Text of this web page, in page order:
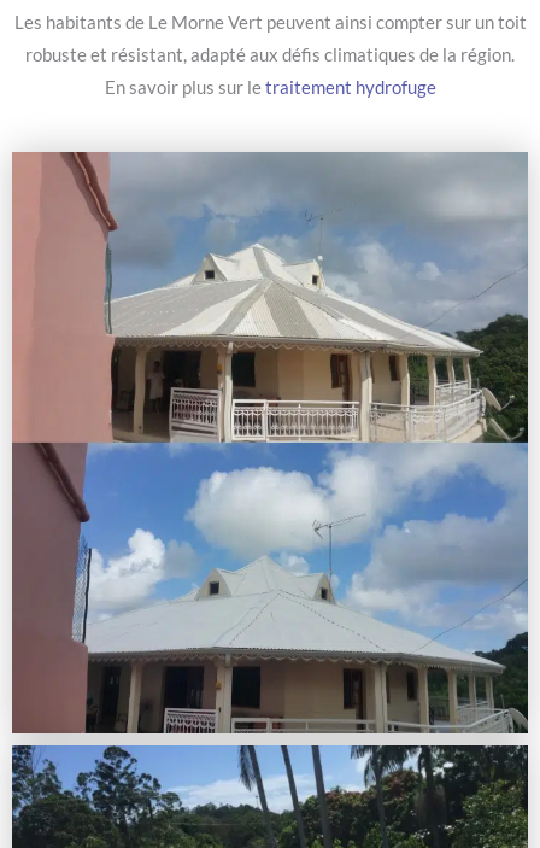
Les habitants de Le Morne Vert peuvent ainsi compter sur un toit
robuste et résistant, adapté aux défis climatiques de la région.
En savoir plus sur letraitement hydrofuge